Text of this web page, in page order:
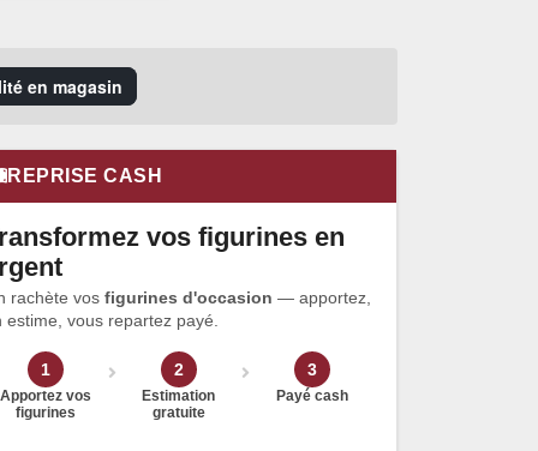
en magasin
REPRISE CASH
vos figurines en
rachète vos figurines d'occasion — apportez,
estime, vous repartez payé.
1
Apportez vos
figurines
2
Estimation
gratuite
3
Payé cash